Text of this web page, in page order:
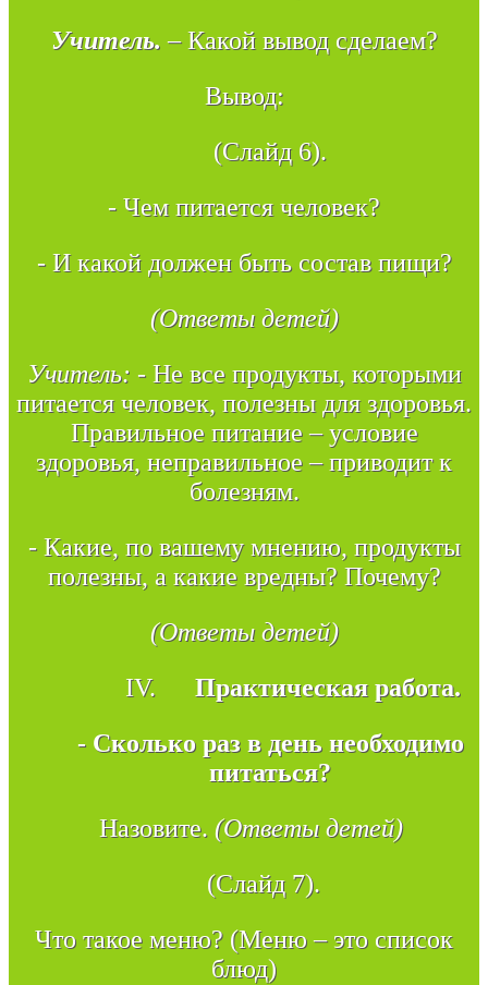
Учитель. – Какой вывод сделаем?
Вывод:
(Слайд 6).
- Чем питается человек?
- И какой должен быть состав пищи?
(Ответы детей)
Учитель: - Не все продукты, которыми
питается человек, полезны для здоровья.
Правильное питание – условие
здоровья, неправильное – приводит к
болезням.
- Какие, по вашему мнению, продукты
полезны, а какие вредны? Почему?
(Ответы детей)
IV. Практическая работа.
- Сколько раз в день необходимо
питаться?
Назовите. (Ответы детей)
(Слайд 7).
Что такое меню? (Меню – это список
блюд)